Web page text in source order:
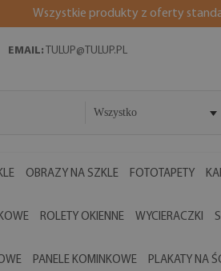
Wszystkie produkty z oferty
EMAIL: TULUP@TULUP.PL
Wszystko
OBRAZY NA SZKLE FOTOTAPETY
ROLETY OKIENNE WYCIERACZKI
PANELE KOMINKOWE PLAKATY NA